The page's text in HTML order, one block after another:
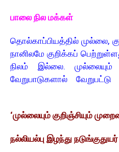
பாலை நில மக்கள்
தொல்காப்பியத்தில் முல்லை,
நானிலமே குறிக்கப்
நிலம் இல்லை. முல்லையும்
வேறுபாடுகளால்
‘முல்லையும் குறிஞ்சியும்
நல்லியல்பு இழந்து நடுங்குதுயர்